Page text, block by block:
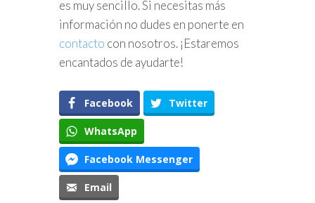
es muy sencillo. Si necesitas más
información no dudes en ponerte en
contacto con nosotros. ¡Estaremos
encantados de ayudarte!
Facebook Twitter
WhatsApp
Facebook Messenger
Email